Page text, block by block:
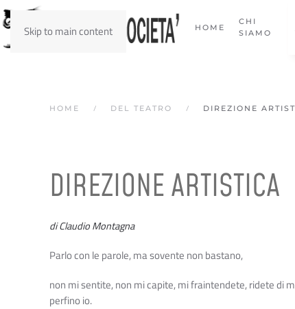
Skip to main content HOME
CHI
SIAMO
HOME DEL TEATRO DIREZIONE
DIREZIONE ARTISTICA
di Claudio Montagna
Parlo con le parole, ma sovente non bastano,
non mi sentite, non mi capite, mi fraintendete, ridete di
perfino io.